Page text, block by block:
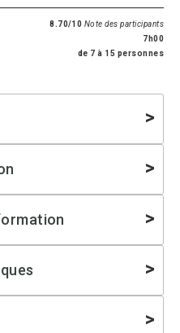
8.70/10 Note des participants
7h00
de 7 à 15 personnes